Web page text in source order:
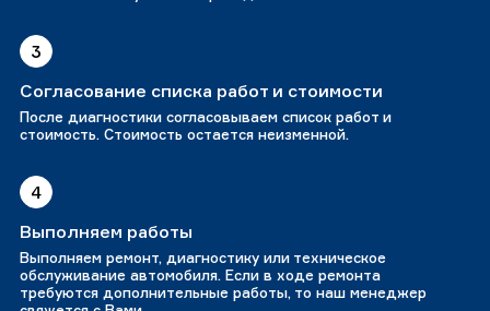
3
Согласование списка работ и стоимости
После диагностики согласовываем список работ и
стоимость. Стоимость остается неизменной.
4
Выполняем работы
Выполняем ремонт, диагностику или техническое
обслуживание автомобиля. Если в ходе ремонта
требуются дополнительные работы, то наш менеджер